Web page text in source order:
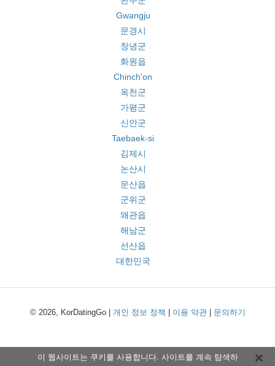
Gwangju
문경시
창녕군
화원읍
Chinch'on
옥천군
가평군
신안군
Taebaek-si
김제시
논산시
문산읍
군위군
왜관읍
해남군
선산읍
대한민국
© 2026, KorDatingGo | 개인 정보 정책 이용 약관| 문의하기
이 웹사이트는 쿠키를 사용합니다. 사이트를 계속 탐색하